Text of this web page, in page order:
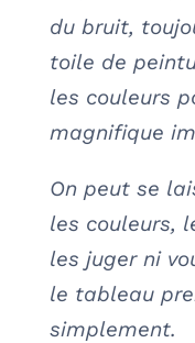
du bruit,
toile de
les couleurs
magnifique
On peut se
les couleurs,
les juger ni
le tableau
simplement.